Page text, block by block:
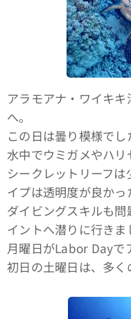
アラモアナ・ワイキ
へ。
この日は曇り模様でし
水中でウミガメやハリ
シークレットリーフ
イプは透明度が良かっ
ダイビングスキルも
イントへ潜りに行きま
月曜日がLabor Dayで
初日の土曜日は、多く